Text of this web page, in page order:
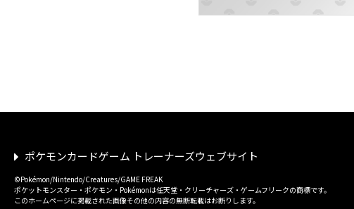
ポケモンカードゲーム トレーナーズウェブサイト
©Pokémon/Nintendo/Creatures/GAME FREAK
ポケットモンスター・ポケモン・Pokémonは任天堂・クリーチャーズ・ゲームフリークの商標です。
このホームページに掲載された画像その他の内容の無断転載はお断りします。